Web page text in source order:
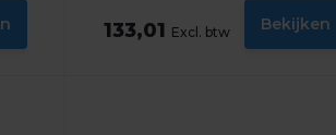
133,01 Excl. btw Bekijken